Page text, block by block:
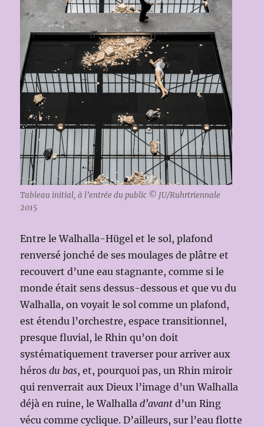
Tableau initial, à l’entrée du public © JU/Ruhrtriennale
2015
Entre le Walhalla-Hügel et le sol, plafond
renversé jonché de ses moulages de plâtre et
recouvert d’une eau stagnante, comme si le
monde était sens dessus-dessous et que vu du
Walhalla, on voyait le sol comme un plafond,
est étendu l’orchestre, espace transitionnel,
presque fluvial, le Rhin qu’on doit
systématiquement traverser pour arriver aux
hérosdu bas, et, pourquoi pas, un Rhin miroir
qui renverrait aux Dieux l’image d’un Walhalla
déjà en ruine, le Walhallad’avant d’un Ring
vécu comme cyclique. D’ailleurs, sur l’eau flotte